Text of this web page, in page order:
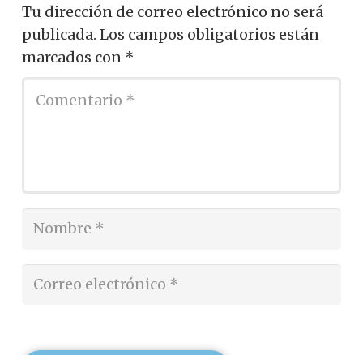
Tu dirección de correo electrónico no será
publicada. Los campos obligatorios están
marcados con *